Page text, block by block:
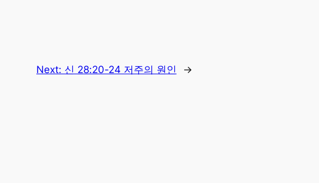
Next: 신 28:20-24 저주의 원인 →